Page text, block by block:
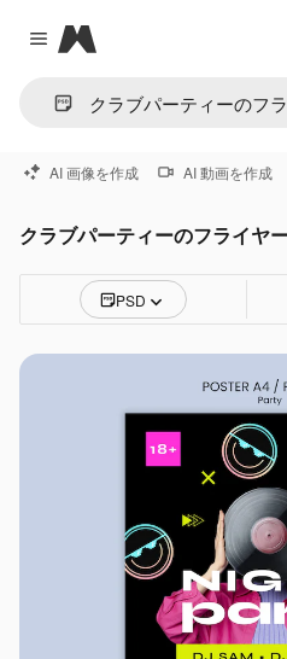
Close menu
Magnific
AI 画像を作成 AI 動画を作成
クラブパーティーのフライヤ
PSD